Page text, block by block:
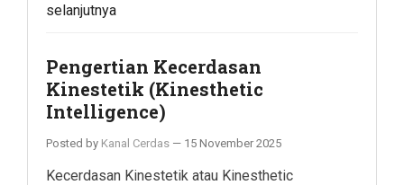
selanjutnya
Pengertian Kecerdasan
Kinestetik (Kinesthetic
Intelligence)
Posted by Kanal Cerdas — 15 November 2025
Kecerdasan Kinestetik atau Kinesthetic